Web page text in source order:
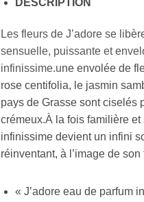
Les fleurs de J’adore se
sensuelle, puissante et
infinissime.une envolée de
rose centifolia, le jasmin
pays de Grasse sont ciselés
crémeux.À la fois familière et
infinissime devient un infini
réinventant, à l’image de
« J’adore eau de parfum